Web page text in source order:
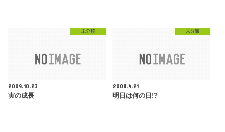
未分類
2009.10.23
実の成長
未分類
2008.4.21
明日は何の日!?